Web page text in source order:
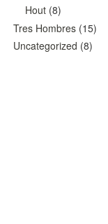
Hout (8)
Tres Hombres (15)
Uncategorized (8)